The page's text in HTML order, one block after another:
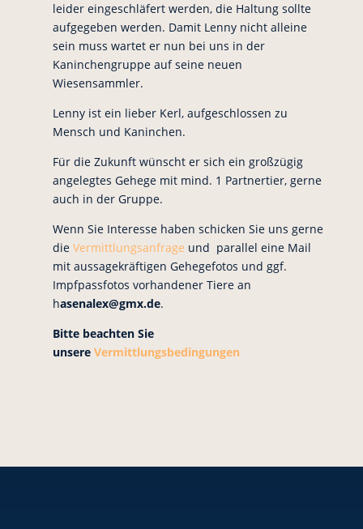
leider eingeschläfert werden, die Haltung sollte
aufgegeben werden. Damit Lenny nicht alleine
sein muss wartet er nun bei uns in der
Kaninchengruppe auf seine neuen
Wiesensammler.
Lenny ist ein lieber Kerl, aufgeschlossen zu
Mensch und Kaninchen.
Für die Zukunft wünscht er sich ein großzügig
angelegtes Gehege mit mind. 1 Partnertier, gerne
auch in der Gruppe.
Wenn Sie Interesse haben schicken Sie uns gerne
die Vermittlungsanfrage und parallel eine Mail
mit aussagekräftigen Gehegefotos und ggf.
Impfpassfotos vorhandener Tiere an
hasenalex@gmx.de.
Bitte beachten Sie
unsere Vermittlungsbedingungen